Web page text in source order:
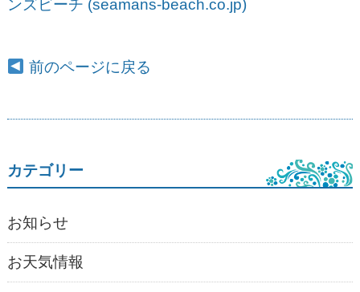
ンズビーチ (seamans-beach.co.jp)
前のページに戻る
カテゴリー
お知らせ
お天気情報